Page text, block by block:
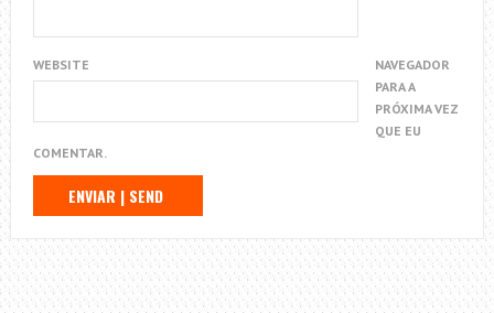
WEBSITE
NAVEGADOR
PARA A
PRÓXIMA VEZ
QUE EU
COMENTAR.